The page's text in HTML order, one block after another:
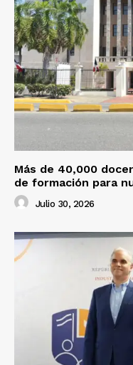
Más de 40,000
de formación para
Julio 30, 2026